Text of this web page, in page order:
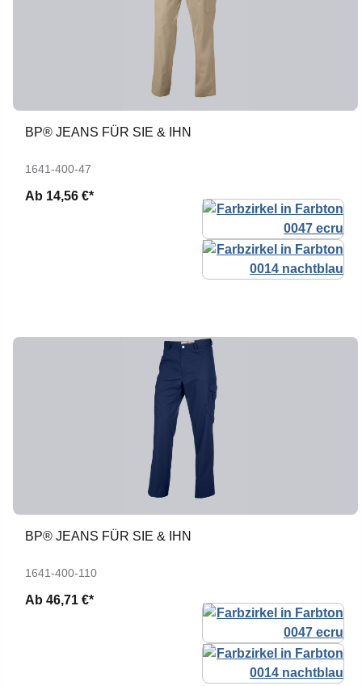
BP® JEANS FÜR SIE & IHN
1641-400-47
Ab 14,56 €*
BP® JEANS FÜR SIE & IHN
1641-400-110
Ab 46,71 €*